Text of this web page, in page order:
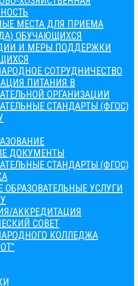
МЕСТА ДЛЯ ПРИЕМА
ОБУЧАЮЩИХСЯ
И МЕРЫ ПОДДЕРЖКИ
СОТРУДНИЧЕСТВО
ПИТАНИЯ В
ОРГАНИЗАЦИИ
СТАНДАРТЫ (ФГОС)
ДОКУМЕНТЫ
СТАНДАРТЫ (ФГОС)
ОБРАЗОВАТЕЛЬНЫЕ УСЛУГИ
АККРЕДИТАЦИЯ
СОВЕТ
КОЛЛЕДЖА